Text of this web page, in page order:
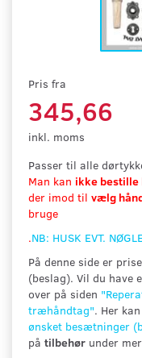
Pris fra
345,66
inkl. moms
Passer til alle
Man kan ikke bestille
der imod til vælg
bruge
.NB: HUSK EVT.
På denne side er
(beslag). Vil du have
over på siden "
træhåndtag". Her
ønsket besætninger
på tilbehør under